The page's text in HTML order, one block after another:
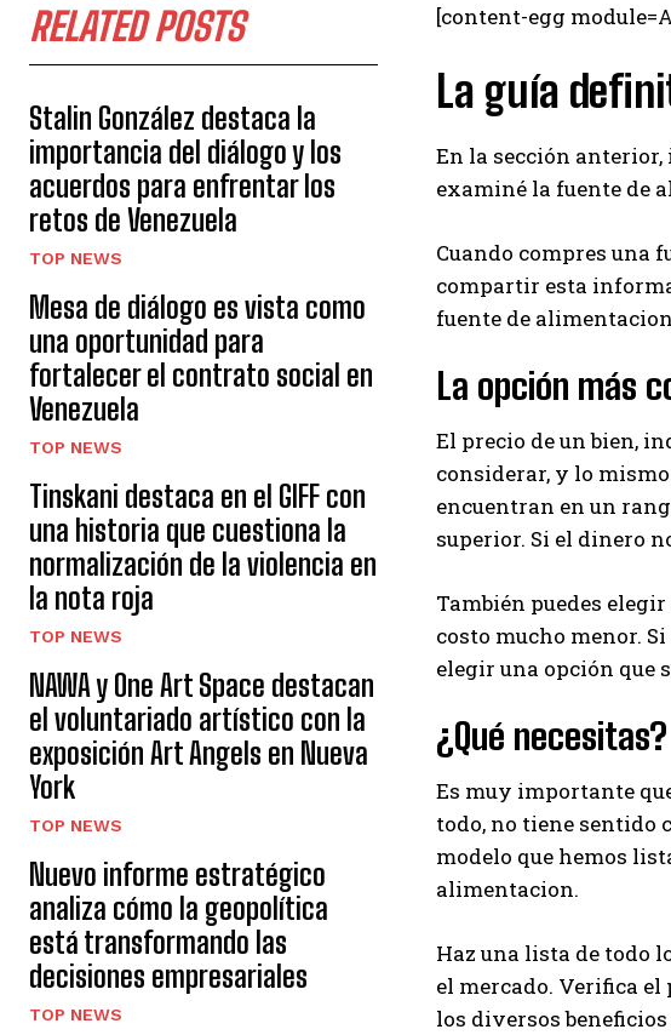
RELATED POSTS
Stalin González destaca la
importancia del diálogo y los
acuerdos para enfrentar los
retos de Venezuela
TOP NEWS
Mesa de diálogo es vista como
una oportunidad para
fortalecer el contrato social en
Venezuela
TOP NEWS
Tinskani destaca en el GIFF con
una historia que cuestiona la
normalización de la violencia en
la nota roja
TOP NEWS
NAWA y One Art Space destacan
el voluntariado artístico con la
exposición Art Angels en Nueva
York
TOP NEWS
Nuevo informe estratégico
analiza cómo la geopolítica
está transformando las
decisiones empresariales
TOP NEWS
[content-egg
La guía
En la sección
examiné la fuente de
Cuando compres una
compartir esta
fuente de
La opción más
El precio de un bien,
considerar, y lo
encuentran en un
superior. Si el dinero
También puedes
costo mucho menor.
elegir una opción que
¿Qué necesitas?
Es muy importante
todo, no tiene sentido
modelo que hemos
alimentacion.
Haz una lista de todo
el mercado. Verifica el
los diversos